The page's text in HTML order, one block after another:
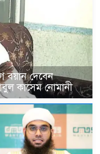
দেবেন
কাসেম নোমানী